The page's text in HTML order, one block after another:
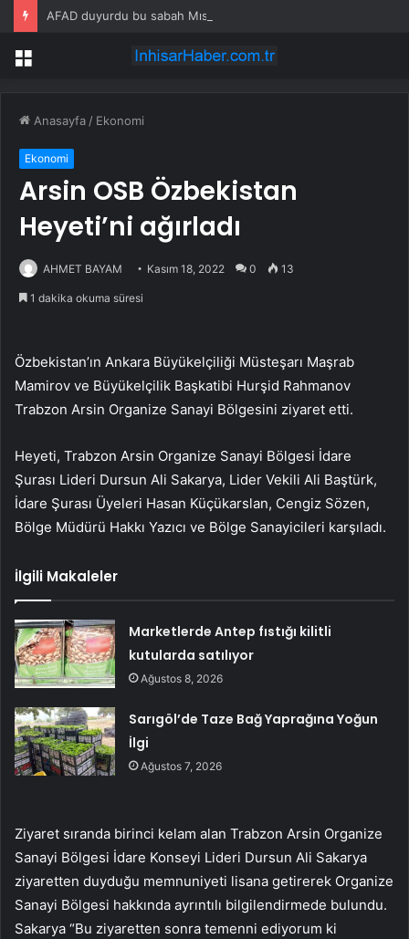
AFAD duyurdu bu sabah Mısır sallandı
Menü
Anasayfa / Ekonomi
Ekonomi
Arsin OSB Özbekistan
Heyeti’ni ağırladı
AHMET BAYAM Kasım 18, 2022 0 13
1 dakika okuma süresi
Özbekistan’ın Ankara Büyükelçiliği Müsteşarı Maşrab
Mamirov ve Büyükelçilik Başkatibi Hurşid Rahmanov
Trabzon Arsin Organize Sanayi Bölgesini ziyaret etti.
Heyeti, Trabzon Arsin Organize Sanayi Bölgesi İdare
Şurası Lideri Dursun Ali Sakarya, Lider Vekili Ali Baştürk,
İdare Şurası Üyeleri Hasan Küçükarslan, Cengiz Sözen,
Bölge Müdürü Hakkı Yazıcı ve Bölge Sanayicileri karşıladı.
İlgili Makaleler
Marketlerde Antep fıstığı kilitli
kutularda satılıyor
Ağustos 8, 2026
Sarıgöl’de Taze Bağ Yaprağına Yoğun
İlgi
Ağustos 7, 2026
Ziyaret sıranda birinci kelam alan Trabzon Arsin Organize
Sanayi Bölgesi İdare Konseyi Lideri Dursun Ali Sakarya
ziyaretten duyduğu memnuniyeti lisana getirerek Organize
Sanayi Bölgesi hakkında ayrıntılı bilgilendirmede bulundu.
Sakarya “Bu ziyaretten sonra temenni ediyorum ki